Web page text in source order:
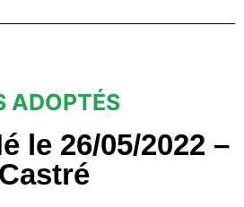
ADOPTÉS
le 26/05/2022 –
Castré